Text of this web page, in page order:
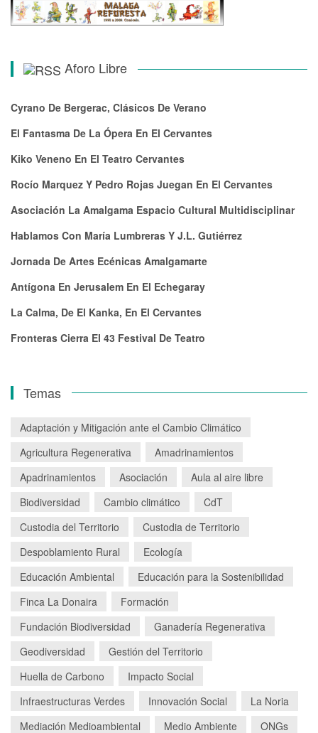
Aforo Libre
Cyrano De Bergerac, Clásicos De Verano
El Fantasma De La Ópera En El Cervantes
Kiko Veneno En El Teatro Cervantes
Rocío Marquez Y Pedro Rojas Juegan En El Cervantes
Asociación La Amalgama Espacio Cultural Multidisciplinar
Hablamos Con María Lumbreras Y J.L. Gutiérrez
Jornada De Artes Ecénicas Amalgamarte
Antígona En Jerusalem En El Echegaray
La Calma, De El Kanka, En El Cervantes
Fronteras Cierra El 43 Festival De Teatro
Temas
Adaptación y Mitigación ante el Cambio Climático
Agricultura Regenerativa
Amadrinamientos
Apadrinamientos
Asociación
Aula al aire libre
Biodiversidad
Cambio climático
CdT
Custodia del Territorio
Custodia de Territorio
Despoblamiento Rural
Ecología
Educación Ambiental
Educación para la Sostenibilidad
Finca La Donaira
Formación
Fundación Biodiversidad
Ganadería Regenerativa
Geodiversidad
Gestión del Territorio
Huella de Carbono
Impacto Social
Infraestructuras Verdes
Innovación Social
La Noria
Mediación Medioambiental
Medio Ambiente
ONGs